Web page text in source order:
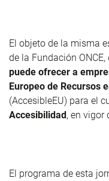
El objeto de la misma
de la Fundación
puede ofrecer a
Europeo de Recursos
(AccesibleEU) para el
Accesibilidad, en vigor
El programa de esta